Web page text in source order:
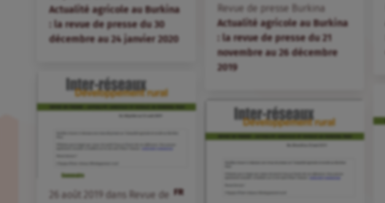
Actualité agricole au Burkina
: la revue de presse du 30
décembre au 24 janvier 2020
Revue de presse Burkina
Actualité agricole au Burkina
: la revue de presse du 21
novembre au 26 décembre
2019
FR
août dans
Revue de